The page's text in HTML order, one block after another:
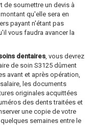
de soumettre un devis à
qu'elle sera en
payant n'étant pas
vous faudra avancer la
dentaires , vous devrez
de soin S3125 dûment
avant et après opération,
les documents
originales acquittées
des dents traitées et
une copie de votre
semaines entre le